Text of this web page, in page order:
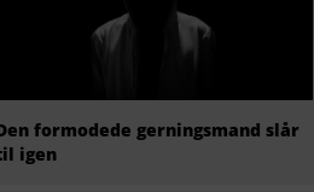
formodede gerningsmand slår
igen